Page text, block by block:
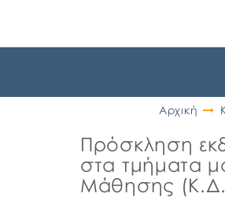
Αρχική
Πρόσκληση
στα τμήματα
Μάθησης